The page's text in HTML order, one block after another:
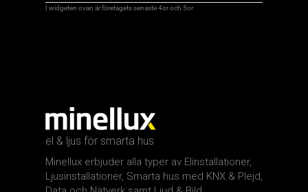
el & ljus för smarta hus
Minellux erbjuder alla typer av Elinstallationer,
Ljusinstallationer, Smarta hus med KNX & Plejd,